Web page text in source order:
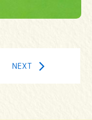
NEXT